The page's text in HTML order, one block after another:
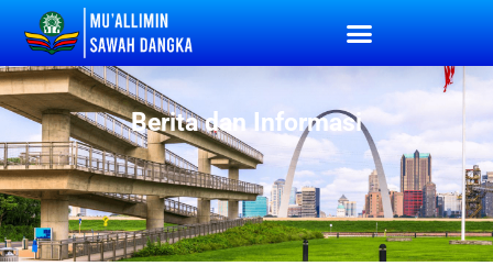
Berita dan Informasi